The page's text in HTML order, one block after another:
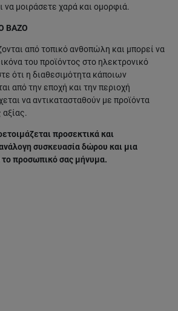
να μοιράσετε χαρά και ομορφιά.
ΒΑΖΟ
από τοπικό ανθοπώλη και μπορεί να
του προϊόντος στο ηλεκτρονικό
ότι η διαθεσιμότητα κάποιων
από την εποχή και την περιοχή
να αντικατασταθούν με προϊόντα
αξίας.
προσεκτικά και
συσκευασία δώρου και μια
το προσωπικό σας μήνυμα.